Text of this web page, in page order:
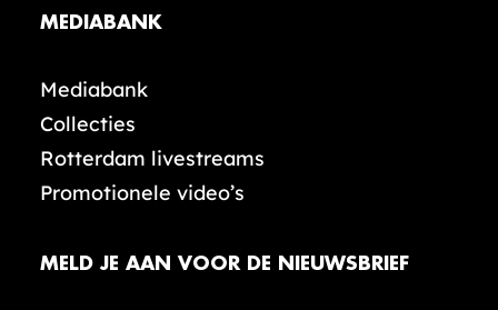
MEDIABANK
Mediabank
Collecties
Rotterdam livestreams
Promotionele video’s
MELD JE AAN VOOR DE NIEUWSBRIEF